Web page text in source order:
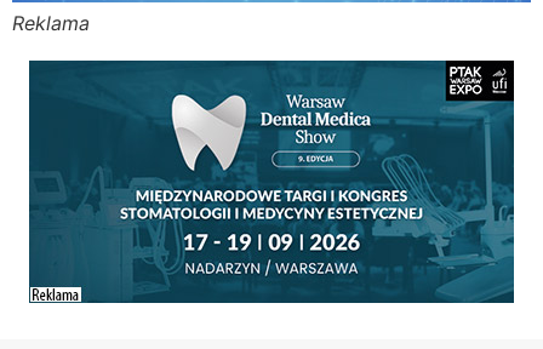
Reklama